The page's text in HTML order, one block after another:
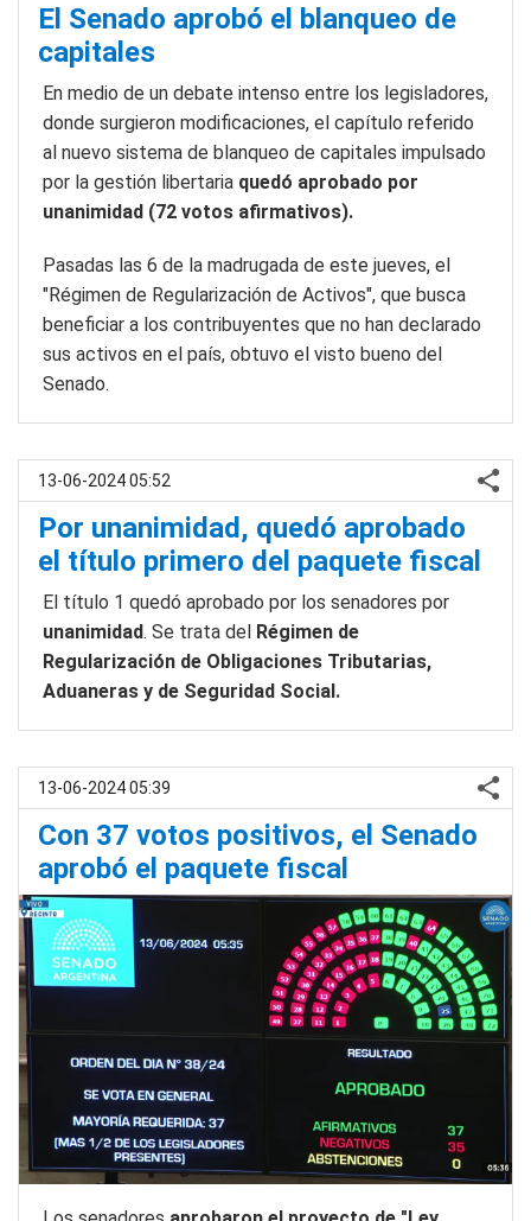
El Senado aprobó el blanqueo de
capitales
En medio de un debate intenso entre los legisladores,
donde surgieron modificaciones, el capítulo referido
al nuevo sistema de blanqueo de capitales impulsado
por la gestión libertaria quedó aprobado por
unanimidad (72 votos afirmativos).
Pasadas las 6 de la madrugada de este jueves, el
"Régimen de Regularización de Activos", que busca
beneficiar a los contribuyentes que no han declarado
sus activos en el país, obtuvo el visto bueno del
Senado.
13-06-2024 05:52
Por unanimidad, quedó aprobado
el título primero del paquete fiscal
El título 1 quedó aprobado por los senadores por
unanimidad. Se trata del Régimen de
Regularización de Obligaciones Tributarias,
Aduaneras y de Seguridad Social.
13-06-2024 05:39
Con 37 votos positivos, el Senado
aprobó el paquete fiscal